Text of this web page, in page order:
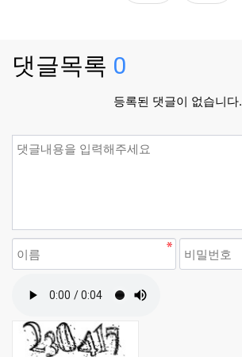
댓글목록 0
등록된 댓글이 없습니다.